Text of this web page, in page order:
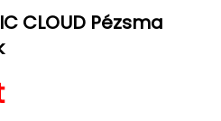
CLOUD Pézsma
ár